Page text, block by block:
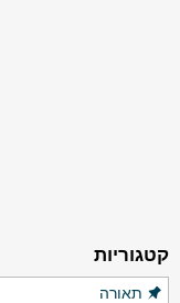
קטגוריות
תאורה